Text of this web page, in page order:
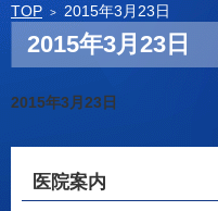
2015年3月23日
2015年3月23日
医院案内
TOP 2015年3月23日